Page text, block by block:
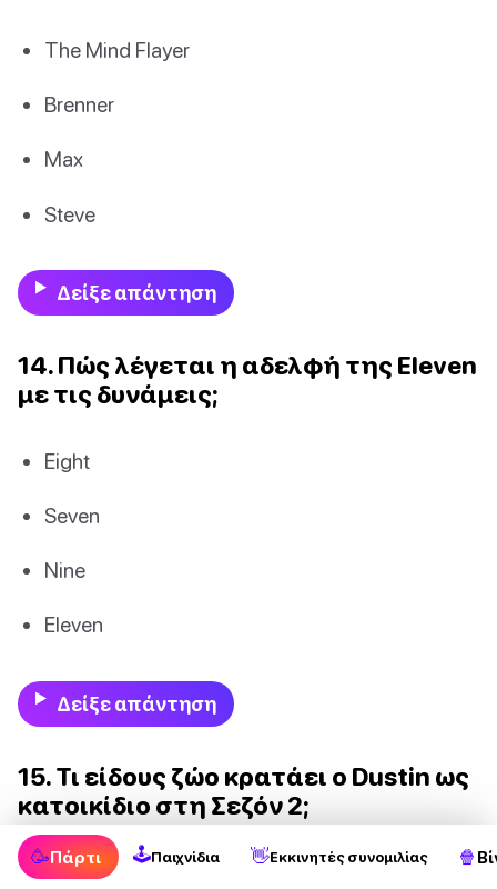
The Mind Flayer
Brenner
Max
Steve
Δείξε απάντηση
14. Πώς λέγεται η αδελφή της Eleven
με τις δυνάμεις;
Eight
Seven
Nine
Eleven
Δείξε απάντηση
15. Τι είδους ζώο κρατάει ο Dustin ως
κατοικίδιο στη Σεζόν 2;
A frog
🥳Πάρτι 🕹Παιχνίδια 👋Εκκινητές συνομιλίας 🍿